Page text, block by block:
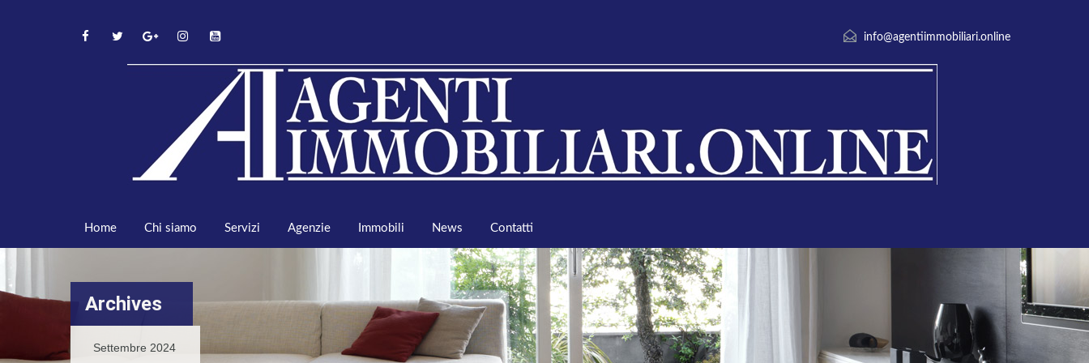
info@agentiimmobiliari.online
Home Chi siamo Servizi Agenzie Immobili News Contatti
Archives
Settembre 2024